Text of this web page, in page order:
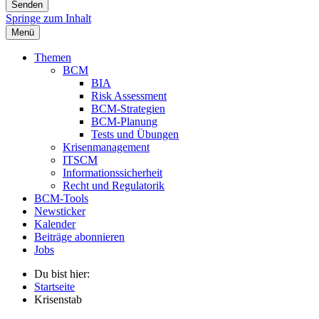
Springe zum Inhalt
Menü
Themen
BCM
BIA
Risk Assessment
BCM-Strategien
BCM-Planung
Tests und Übungen
Krisenmanagement
ITSCM
Informationssicherheit
Recht und Regulatorik
BCM-Tools
Newsticker
Kalender
Beiträge abonnieren
Jobs
Du bist hier:
Startseite
Krisenstab